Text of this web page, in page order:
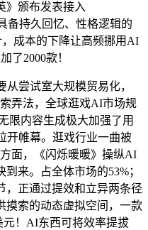
》颁布发表接入
备持久回忆、性格逻辑的
成本的下降让高频挪用AI
了2000款！
尝试室大规模贸易化，
弄法，全球逛戏AI市场规
限内容生成极大加强了用
开帷幕。逛戏行业一曲被
面，《闪烁暖暖》操纵AI
来。占全体市场的53%；
，正通过提效和立异两条径
摸索的动态虚拟空间，一款
！AI东西可将效率提拔